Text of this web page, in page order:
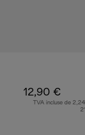
12,90 €
TVA incluse de